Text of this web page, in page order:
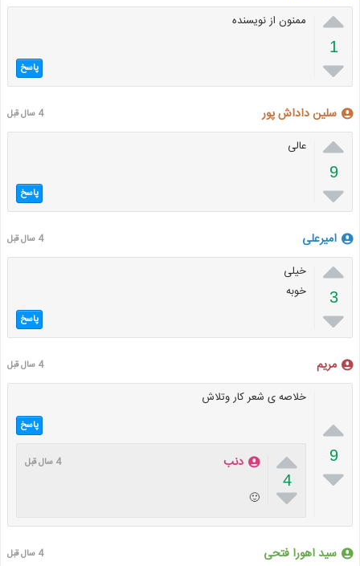

1

ممنون از نویسنده
پاسخ
سلین داداش پور 4 سال قبل

9

عالی
پاسخ
امیرعلی 4 سال قبل

3

خیلی
خوبه
پاسخ
مریم 4 سال قبل

9

خلاصه ی شعر کار وتلاش
پاسخ

4

دنب 4 سال قبل
🙂
سید اهورا فتحی 4 سال قبل